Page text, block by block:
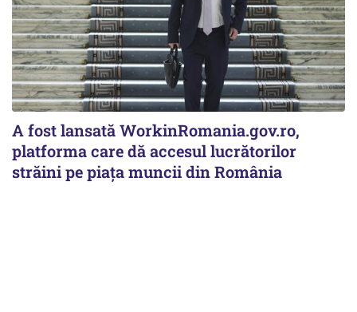
A fost lansată WorkinRomania.gov.ro,
platforma care dă accesul lucrătorilor
străini pe piața muncii din România